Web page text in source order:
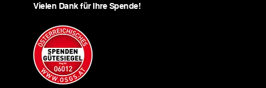
Vielen Dank für Ihre Spende!